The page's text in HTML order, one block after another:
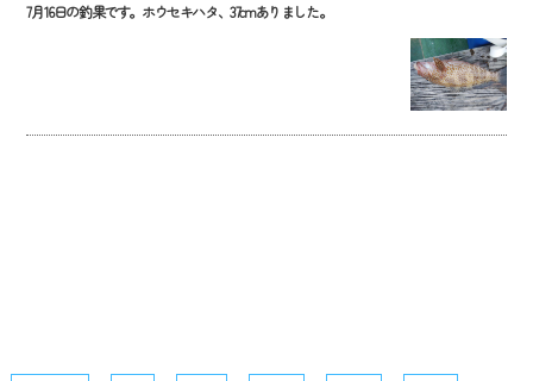
7月16日の釣果です。ホウセキハタ、37cmありました。